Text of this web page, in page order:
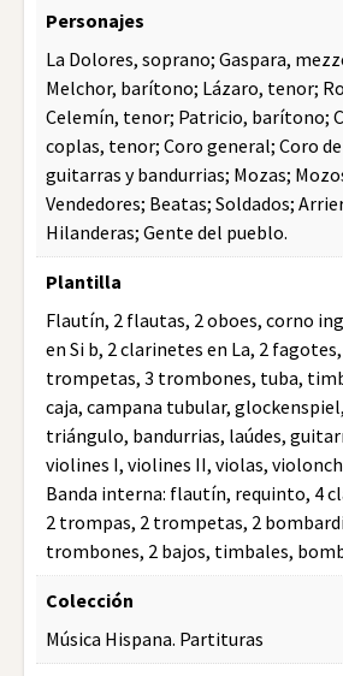
Personajes
La Dolores, soprano; Gaspara,
Melchor, barítono; Lázaro, tenor;
Celemín, tenor; Patricio, barítono;
coplas, tenor; Coro general; Coro
guitarras y bandurrias; Mozas;
Vendedores; Beatas; Soldados;
Hilanderas; Gente del pueblo.
Plantilla
Flautín, 2 flautas, 2 oboes, corno
en Si b, 2 clarinetes en La, 2
trompetas, 3 trombones, tuba,
caja, campana tubular,
triángulo, bandurrias, laúdes,
violines I, violines II, violas,
Banda interna: flautín, requinto, 4
2 trompas, 2 trompetas, 2
trombones, 2 bajos, timbales,
Colección
Música Hispana. Partituras